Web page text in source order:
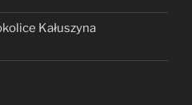
Kałuszyna